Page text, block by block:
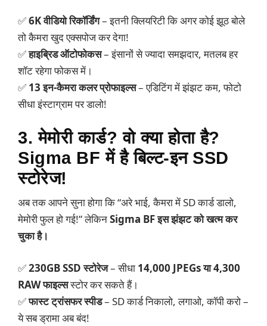
✅6K वीडियो रिकॉर्डिंग– इतनी क्लियरिटी कि अगर कोई झूठ बोले
तो कैमरा खुद एक्सपोज कर देगा!
✅हाइब्रिड ऑटोफोकस– इंसानों से ज्यादा समझदार, मतलब हर
शॉट रहेगा फोकस में।
✅ 13 इन-कैमरा कलर प्रोफाइल्स– एडिटिंग में झंझट कम, फोटो
सीधा इंस्टाग्राम पर डालो!
3. मेमोरी कार्ड? वो क्या होता है?
Sigma BF में है बिल्ट-इन SSD
स्टोरेज!
अब तक आपने सुना होगा कि “अरे भाई, कैमरा में SD कार्ड डालो,
मेमोरी फुल हो गई!” लेकिनSigma BF इस झंझट को खत्म कर
चुका है।
✅230GB SSD स्टोरेज– सीधा 14,000 JPEGs या 4,300
RAW फाइल्सस्टोर कर सकते हैं।
✅फास्ट ट्रांसफर स्पीड– SD कार्ड निकालो, लगाओ, कॉपी करो –
ये सब ड्रामा अब बंद!